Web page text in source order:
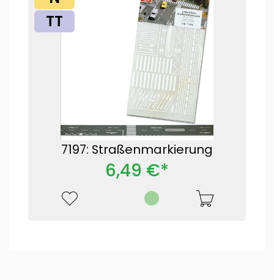
TT
7197: Straßenmarkierung
6,49 €*